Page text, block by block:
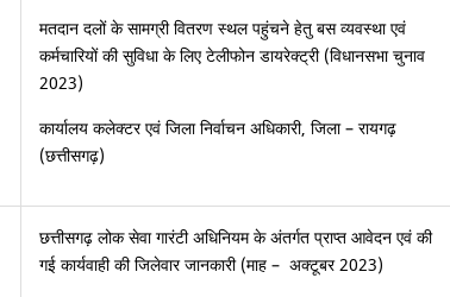
मतदान दलों के सामग्री वितरण स्थल पहुंचने हेतु बस व्यवस्था एवं
कर्मचारियों की सुविधा के लिए टेलीफोन डायरेक्ट्री (विधानसभा चुनाव
2023)
कार्यालय कलेक्टर एवं जिला निर्वाचन अधिकारी, जिला – रायगढ़
(छत्तीसगढ़)
छत्तीसगढ़ लोक सेवा गारंटी अधिनियम के अंतर्गत प्राप्त आवेदन एवं की
गई कार्यवाही की जिलेवार जानकारी (माह – अक्टूबर 2023)